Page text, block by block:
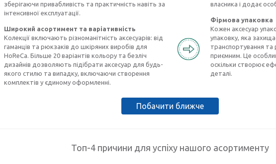
зберігаючи привабливість та практичність навіть за
інтенсивної експлуатації.
Широкий асортимент та варіативність
Колекції включають різноманітність аксесуарів: від
гаманців та рюкзаків до шкіряних виробів для
HoReCa. Більше 20 варіантів кольору та безліч
дизайнів дозволяють підібрати аксесуар для будь-
якого стилю та випадку, включаючи створення
комплектів у єдиному оформленні.
власника і додає
Фірмова упаковка
Кожен аксесуар
упаковку, яка
транспортування та
приємним. Це
оскільки створює
деталі.
Побачити ближче
Топ-4 причини для успіху нашого асортименту